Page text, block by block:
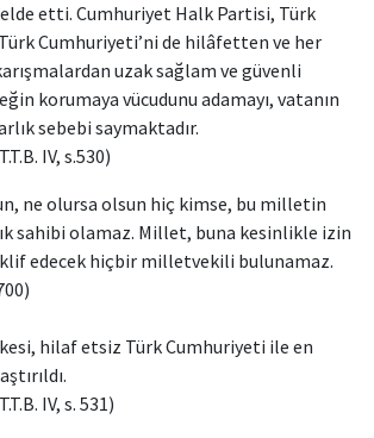
etti. Cumhuriyet Halk Partisi, Türk
Türk Cumhuriyeti’ni de hilâfetten ve her
uzak sağlam ve güvenli
korumaya vücudunu adamayı, vatanın
sebebi saymaktadır.
IV, s.530)
ne olursa olsun hiç kimse, bu milletin
sahibi olamaz. Millet, buna kesinlikle izin
edecek hiçbir milletvekili bulunamaz.
hilaf etsiz Türk Cumhuriyeti ile en
IV, s. 531)